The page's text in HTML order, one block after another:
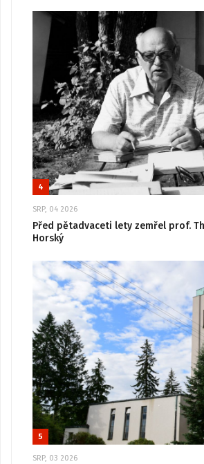
4
SRP, 04 2026
Před pětadvaceti lety zemřel prof.
Horský
5
SRP, 03 2026